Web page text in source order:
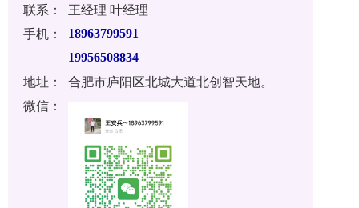
联系：
王经理 叶经理
手机：
18963799591
19956508834
地址：
合肥市庐阳区北城大道北创智天地。
微信：